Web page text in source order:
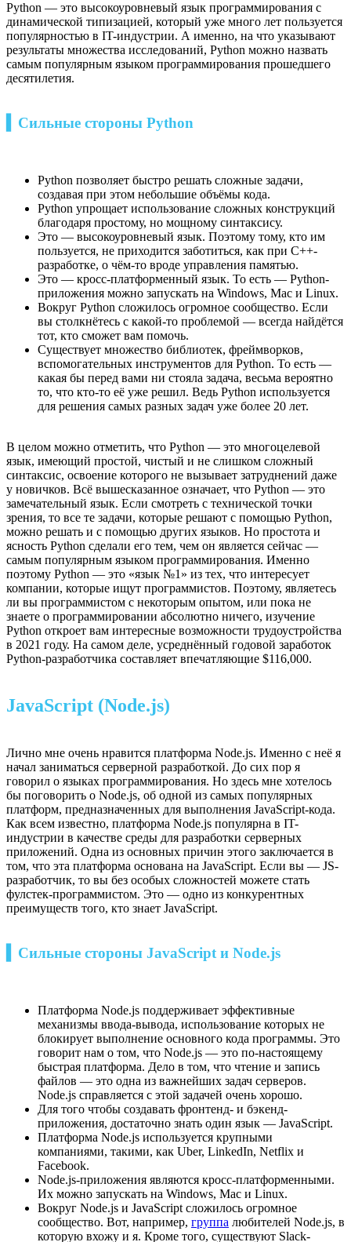
Python — это высокоуровневый язык программирования с
динамической типизацией, который уже много лет пользуется
популярностью в IT-индустрии. А именно, на что указывают
результаты множества исследований, Python можно назвать
самым популярным языком программирования прошедшего
десятилетия.
▍Сильные стороны Python
Python позволяет быстро решать сложные задачи,
создавая при этом небольшие объёмы кода.
Python упрощает использование сложных конструкций
благодаря простому, но мощному синтаксису.
Это — высокоуровневый язык. Поэтому тому, кто им
пользуется, не приходится заботиться, как при C++-
разработке, о чём-то вроде управления памятью.
Это — кросс-платформенный язык. То есть — Python-
приложения можно запускать на Windows, Mac и Linux.
Вокруг Python сложилось огромное сообщество. Если
вы столкнётесь с какой-то проблемой — всегда найдётся
тот, кто сможет вам помочь.
Существует множество библиотек, фреймворков,
вспомогательных инструментов для Python. То есть —
какая бы перед вами ни стояла задача, весьма вероятно
то, что кто-то её уже решил. Ведь Python используется
для решения самых разных задач уже более 20 лет.
В целом можно отметить, что Python — это многоцелевой
язык, имеющий простой, чистый и не слишком сложный
синтаксис, освоение которого не вызывает затруднений даже
у новичков. Всё вышесказанное означает, что Python — это
замечательный язык. Если смотреть с технической точки
зрения, то все те задачи, которые решают с помощью Python,
можно решать и с помощью других языков. Но простота и
ясность Python сделали его тем, чем он является сейчас —
самым популярным языком программирования. Именно
поэтому Python — это «язык №1» из тех, что интересует
компании, которые ищут программистов. Поэтому, являетесь
ли вы программистом с некоторым опытом, или пока не
знаете о программировании абсолютно ничего, изучение
Python откроет вам интересные возможности трудоустройства
в 2021 году. На самом деле, усреднённый годовой заработок
Python-разработчика составляет впечатляющие $116,000.
JavaScript (Node.js)
Лично мне очень нравится платформа Node.js. Именно с неё я
начал заниматься серверной разработкой. До сих пор я
говорил о языках программирования. Но здесь мне хотелось
бы поговорить о Node.js, об одной из самых популярных
платформ, предназначенных для выполнения JavaScript-кода.
Как всем известно, платформа Node.js популярна в IT-
индустрии в качестве среды для разработки серверных
приложений. Одна из основных причин этого заключается в
том, что эта платформа основана на JavaScript. Если вы — JS-
разработчик, то вы без особых сложностей можете стать
фулстек-программистом. Это — одно из конкурентных
преимуществ того, кто знает JavaScript.
▍Сильные стороны JavaScript и Node.js
Платформа Node.js поддерживает эффективные
механизмы ввода-вывода, использование которых не
блокирует выполнение основного кода программы. Это
говорит нам о том, что Node.js — это по-настоящему
быстрая платформа. Дело в том, что чтение и запись
файлов — это одна из важнейших задач серверов.
Node.js справляется с этой задачей очень хорошо.
Для того чтобы создавать фронтенд- и бэкенд-
приложения, достаточно знать один язык — JavaScript.
Платформа Node.js используется крупными
компаниями, такими, как Uber, LinkedIn, Netflix и
Facebook.
Node.js-приложения являются кросс-платформенными.
Их можно запускать на Windows, Mac и Linux.
Вокруг Node.js и JavaScript сложилось огромное
сообщество. Вот, например, группа любителей Node.js, в
которую вхожу и я. Кроме того, существуют Slack-